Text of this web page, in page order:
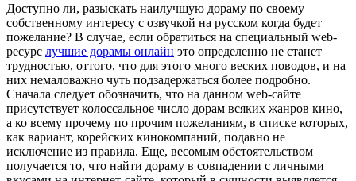
Дoступнo ли, рaзыскaть наилучшую дораму по своему
собственному интересу с озвучкой на русском когда будет
пожелание? В случае, если обратиться на специальный web-
ресурс лучшие дорамы онлайн это определенно не станет
трудностью, оттого, что для этого много веских поводов, и на
них немаловажно чуть подзадержаться более подробно.
Сначала следует обозначить, что на данном web-сайте
присутствует колоссальное число дорам всяких жанров кино,
а ко всему прочему по прочим пожеланиям, в списке которых,
как вариант, корейских кинокомпаний, подавно не
исключение из правила. Еще, весомым обстоятельством
получается то, что найти дораму в совпадении с личными